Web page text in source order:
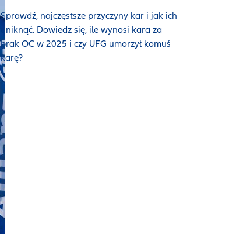
Sprawdź, najczęstsze przyczyny kar i jak ich
uniknąć. Dowiedz się, ile wynosi kara za
brak OC w 2025 i czy UFG umorzył komuś
karę?